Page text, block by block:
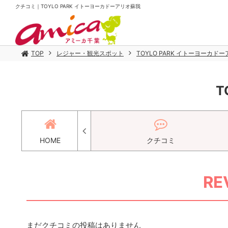
クチコミ｜TOYLO PARK イトーヨーカドーアリオ蘇我
TOP レジャー・観光スポット TOYLO PARK イトーヨーカドー
HOME クチコミ
まだクチコミの投稿はありません